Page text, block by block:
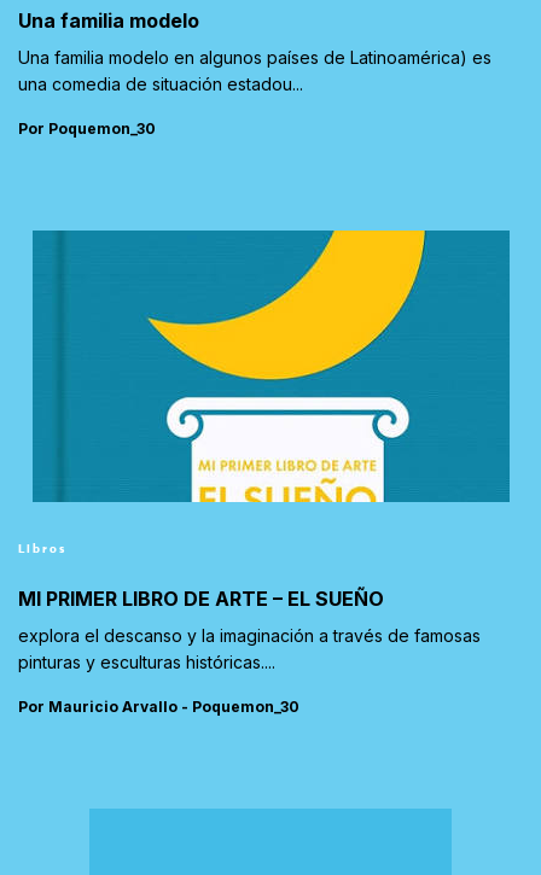
Una familia modelo
Una familia modelo en algunos países de Latinoamérica) es
una comedia de situación estadou...
Por Poquemon_30
Libros
MI PRIMER LIBRO DE ARTE – EL SUEÑO
explora el descanso y la imaginación a través de famosas
pinturas y esculturas históricas....
Por Mauricio Arvallo - Poquemon_30